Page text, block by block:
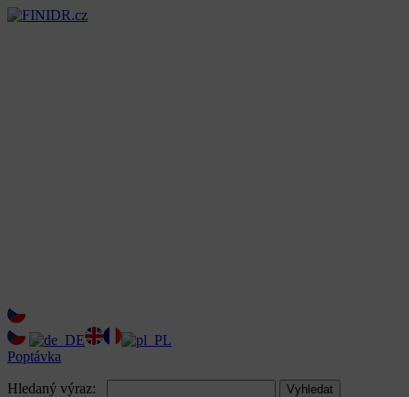
Poptávka
Hledaný výraz: Vyhledat